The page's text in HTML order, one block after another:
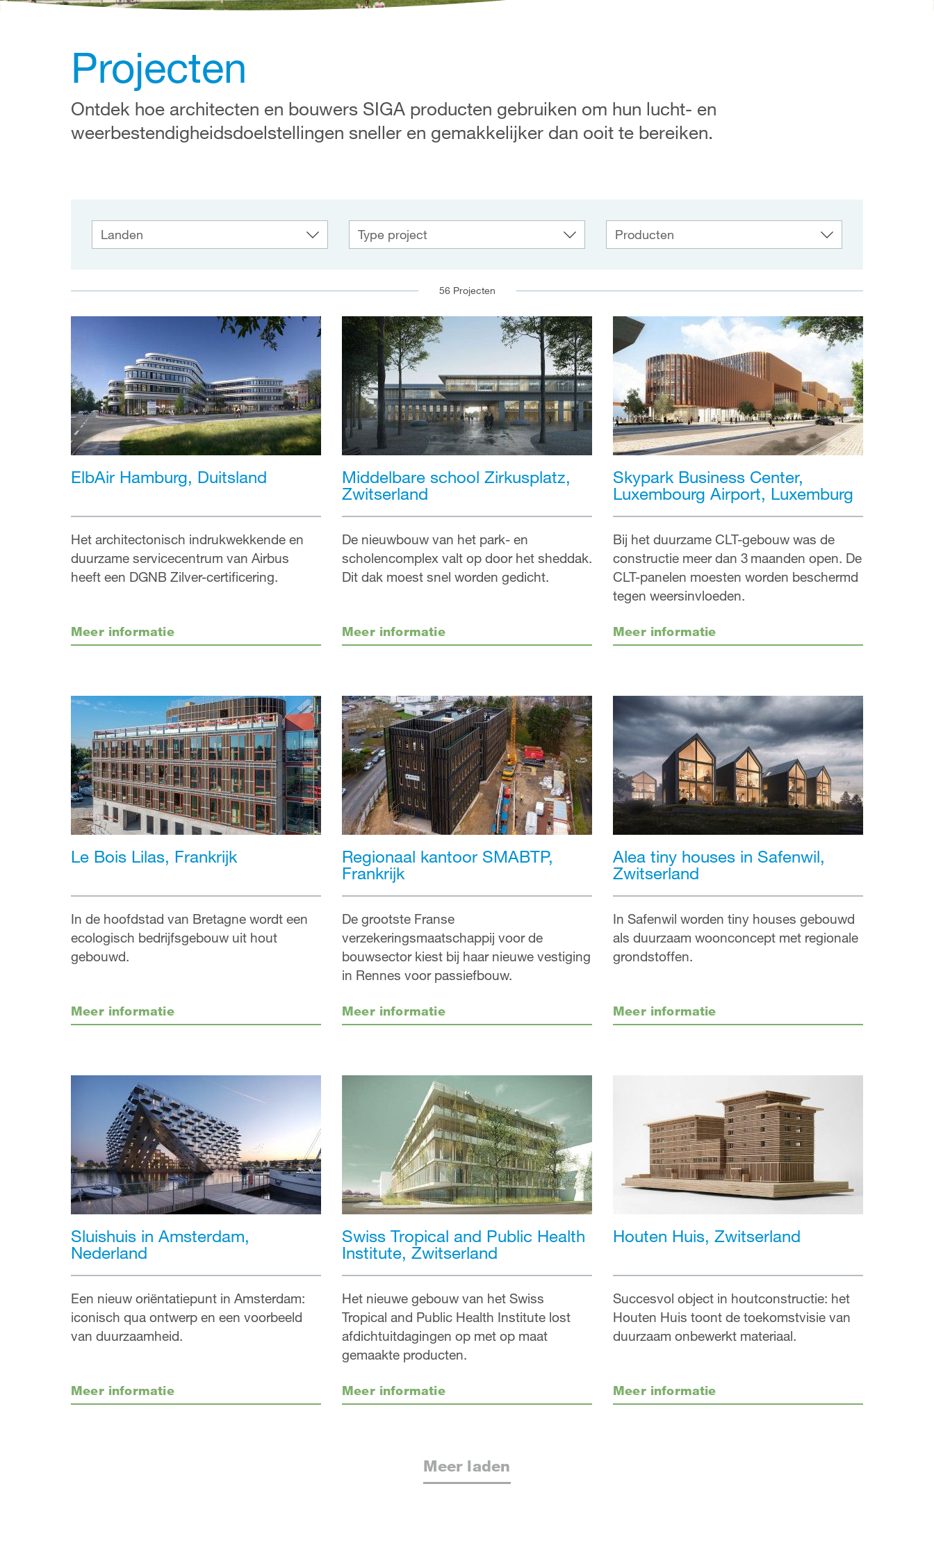
Projecten
Ontdek hoe architecten en bouwers SIGA producten gebruiken om hun lucht- en
weerbestendigheidsdoelstellingen sneller en gemakkelijker dan ooit te bereiken.
56 Projecten
ElbAir Hamburg, Duitsland
Het architectonisch indrukwekkende en
duurzame servicecentrum van Airbus
heeft een DGNB Zilver-certificering.
Meer informatie
Middelbare school Zirkusplatz,
Zwitserland
De nieuwbouw van het park- en
scholencomplex valt op door het sheddak.
Dit dak moest snel worden gedicht.
Meer informatie
Skypark Business Center,
Luxembourg Airport, Luxemburg
Bij het duurzame CLT-gebouw was de
constructie meer dan 3 maanden open. De
CLT-panelen moesten worden beschermd
tegen weersinvloeden.
Meer informatie
Le Bois Lilas, Frankrijk
In de hoofdstad van Bretagne wordt een
ecologisch bedrijfsgebouw uit hout
gebouwd.
Meer informatie
Regionaal kantoor SMABTP,
Frankrijk
De grootste Franse
verzekeringsmaatschappij voor de
bouwsector kiest bij haar nieuwe vestiging
in Rennes voor passiefbouw.
Meer informatie
Alea tiny houses in Safenwil,
Zwitserland
In Safenwil worden tiny houses gebouwd
als duurzaam woonconcept met regionale
grondstoffen.
Meer informatie
Sluishuis in Amsterdam,
Nederland
Een nieuw oriëntatiepunt in Amsterdam:
iconisch qua ontwerp en een voorbeeld
van duurzaamheid.
Meer informatie
Swiss Tropical and Public Health
Institute, Zwitserland
Het nieuwe gebouw van het Swiss
Tropical and Public Health Institute lost
afdichtuitdagingen op met op maat
gemaakte producten.
Meer informatie
Houten Huis, Zwitserland
Succesvol object in houtconstructie: het
Houten Huis toont de toekomstvisie van
duurzaam onbewerkt materiaal.
Meer informatie
Meer laden